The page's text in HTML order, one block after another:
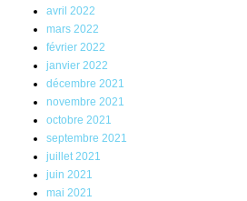
avril 2022
mars 2022
février 2022
janvier 2022
décembre 2021
novembre 2021
octobre 2021
septembre 2021
juillet 2021
juin 2021
mai 2021